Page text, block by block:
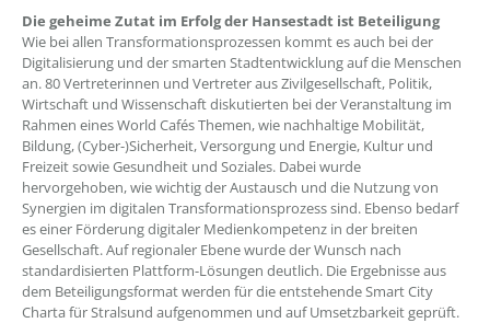
Die geheime Zutat im Erfolg der Hansestadt ist Beteiligung
Wie bei allen Transformationsprozessen kommt es auch bei der
Digitalisierung und der smarten Stadtentwicklung auf die Menschen
an. 80 Vertreterinnen und Vertreter aus Zivilgesellschaft, Politik,
Wirtschaft und Wissenschaft diskutierten bei der Veranstaltung im
Rahmen eines World Cafés Themen, wie nachhaltige Mobilität,
Bildung, (Cyber-)Sicherheit, Versorgung und Energie, Kultur und
Freizeit sowie Gesundheit und Soziales. Dabei wurde
hervorgehoben, wie wichtig der Austausch und die Nutzung von
Synergien im digitalen Transformationsprozess sind. Ebenso bedarf
es einer Förderung digitaler Medienkompetenz in der breiten
Gesellschaft. Auf regionaler Ebene wurde der Wunsch nach
standardisierten Plattform-Lösungen deutlich. Die Ergebnisse aus
dem Beteiligungsformat werden für die entstehende Smart City
Charta für Stralsund aufgenommen und auf Umsetzbarkeit geprüft.